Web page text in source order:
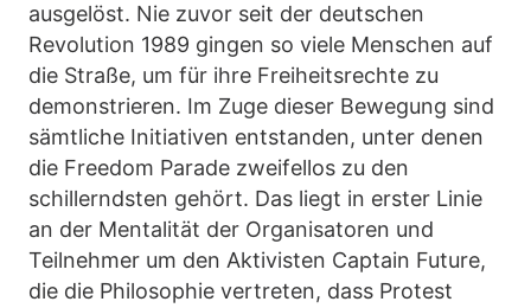
ausgelöst. Nie zuvor seit der deutschen
Revolution 1989 gingen so viele Menschen auf
die Straße, um für ihre Freiheitsrechte zu
demonstrieren. Im Zuge dieser Bewegung sind
sämtliche Initiativen entstanden, unter denen
die Freedom Parade zweifellos zu den
schillerndsten gehört. Das liegt in erster Linie
an der Mentalität der Organisatoren und
Teilnehmer um den Aktivisten Captain Future,
die die Philosophie vertreten, dass Protest